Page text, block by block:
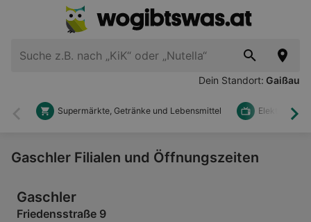
Dein Standort: Gaißau
Zurück
Supermärkte, Getränke und Lebensmittel Elektronik
Gaschler Filialen und Öffnungszeiten
Gaschler
Friedensstraße 9